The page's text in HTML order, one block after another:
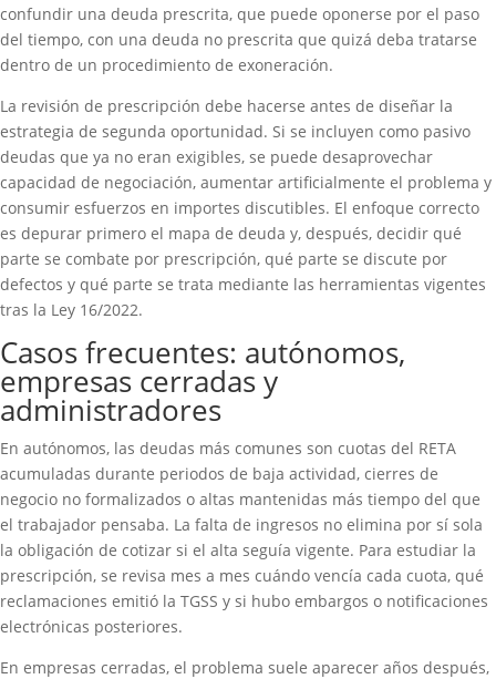
confundir una deuda prescrita, que puede oponerse por el paso
del tiempo, con una deuda no prescrita que quizá deba tratarse
dentro de un procedimiento de exoneración.
La revisión de prescripción debe hacerse antes de diseñar la
estrategia de segunda oportunidad. Si se incluyen como pasivo
deudas que ya no eran exigibles, se puede desaprovechar
capacidad de negociación, aumentar artificialmente el problema y
consumir esfuerzos en importes discutibles. El enfoque correcto
es depurar primero el mapa de deuda y, después, decidir qué
parte se combate por prescripción, qué parte se discute por
defectos y qué parte se trata mediante las herramientas vigentes
tras la Ley 16/2022.
Casos frecuentes: autónomos,
empresas cerradas y
administradores
En autónomos, las deudas más comunes son cuotas del RETA
acumuladas durante periodos de baja actividad, cierres de
negocio no formalizados o altas mantenidas más tiempo del que
el trabajador pensaba. La falta de ingresos no elimina por sí sola
la obligación de cotizar si el alta seguía vigente. Para estudiar la
prescripción, se revisa mes a mes cuándo vencía cada cuota, qué
reclamaciones emitió la TGSS y si hubo embargos o notificaciones
electrónicas posteriores.
En empresas cerradas, el problema suele aparecer años después,